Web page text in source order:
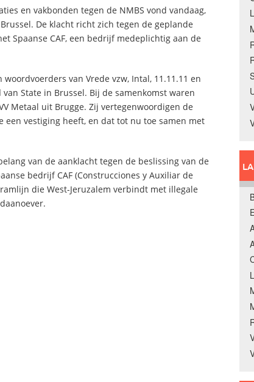
en vakbonden tegen de NMBS vond vandaag,
De klacht richt zich tegen de geplande
Spaanse CAF, een bedrijf medeplichtig aan de
van Vrede vzw, Intal, 11.11.11 en
State in Brussel. Bij de samenkomst waren
Metaal uit Brugge. Zij vertegenwoordigen de
vestiging heeft, en dat tot nu toe samen met
van de aanklacht tegen de beslissing van de
bedrijf CAF (Construcciones y Auxiliar de
die West-Jeruzalem verbindt met illegale